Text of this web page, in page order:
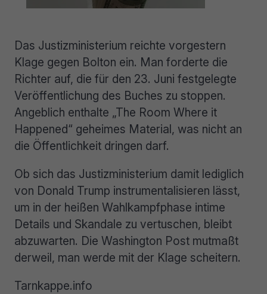
Das Justizministerium reichte vorgestern
Klage gegen Bolton ein. Man forderte die
Richter auf, die für den 23. Juni festgelegte
Veröffentlichung des Buches zu stoppen.
Angeblich enthalte „The Room Where it
Happened“ geheimes Material, was nicht an
die Öffentlichkeit dringen darf.
Ob sich das Justizministerium damit lediglich
von Donald Trump instrumentalisieren lässt,
um in der heißen Wahlkampfphase intime
Details und Skandale zu vertuschen, bleibt
abzuwarten. Die Washington Post mutmaßt
derweil, man werde mit der Klage scheitern.
Tarnkappe.info